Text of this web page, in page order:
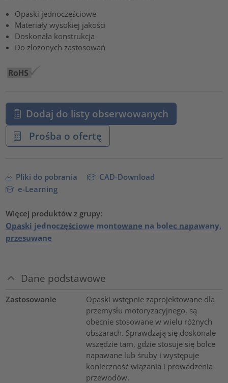
Opaski jednoczęściowe
Materiały wysokiej jakości
Doskonała konstrukcja
Do złożonych zastosowań
Dodaj do listy obserwowanych
Prośba o ofertę
Pliki do pobrania
CAD-Download
e-Learning
Więcej produktów z grupy:
Opaski jednoczęściowe montowane na bolec napawany,
przesuwane
Dane podstawowe
Zastosowanie
Opaski wstępnie zaprojektowane dla
przemysłu motoryzacyjnego, są
obecnie stosowane w wielu różnych
obszarach. Sprawdzają się doskonale
wszędzie tam, gdzie stosuje się bolce
napawane lub śruby i występuje
konieczność wiązania i prowadzenia
przewodów.